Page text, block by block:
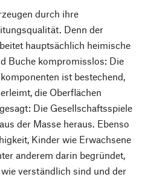
durch ihre
Denn der
hauptsächlich heimische
Buche kompromisslos: Die
ist bestechend,
die Oberflächen
Die Gesellschaftsspiele
der Masse heraus. Ebenso
Kinder wie Erwachsene
anderem darin begründet,
verständlich sind und der